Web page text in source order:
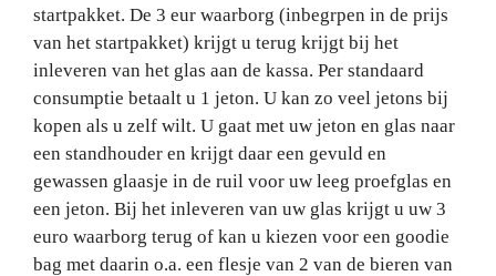
startpakket. De 3 eur waarborg (inbegrpen in de prijs
van het startpakket) krijgt u terug krijgt bij het
inleveren van het glas aan de kassa. Per standaard
consumptie betaalt u 1 jeton. U kan zo veel jetons bij
kopen als u zelf wilt. U gaat met uw jeton en glas naar
een standhouder en krijgt daar een gevuld en
gewassen glaasje in de ruil voor uw leeg proefglas en
een jeton. Bij het inleveren van uw glas krijgt u uw 3
euro waarborg terug of kan u kiezen voor een goodie
bag met daarin o.a. een flesje van 2 van de bieren van